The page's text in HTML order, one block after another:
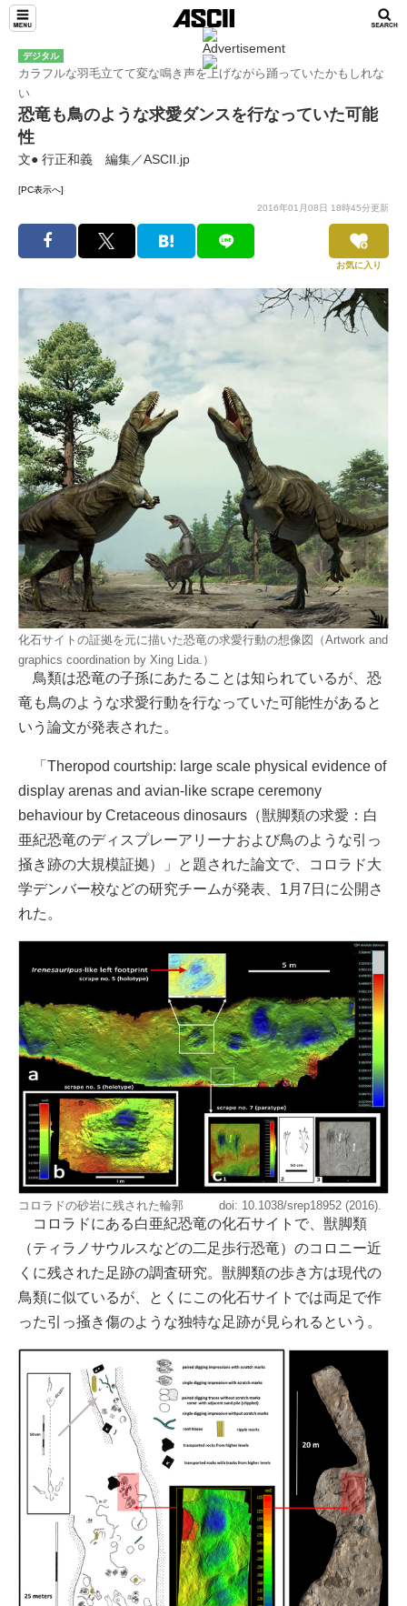
デジタル
カラフルな羽毛立てて変な鳴き声を上げながら踊っていたかもしれな
い
恐竜も鳥のような求愛ダンスを行なっていた可能
性
文● 行正和義 編集／ASCII.jp
[PC表示へ]
2016年01月08日 18時45分更新
お気に入り
化石サイトの証拠を元に描いた恐竜の求愛行動の想像図（Artwork and
graphics coordination by Xing Lida.）
鳥類は恐竜の子孫にあたることは知られているが、恐
竜も鳥のような求愛行動を行なっていた可能性があると
いう論文が発表された。
「Theropod courtship: large scale physical evidence of
display arenas and avian-like scrape ceremony
behaviour by Cretaceous dinosaurs（獣脚類の求愛：白
亜紀恐竜のディスプレーアリーナおよび鳥のような引っ
掻き跡の大規模証拠）」と題された論文で、コロラド大
学デンバー校などの研究チームが発表、1月7日に公開さ
れた。
コロラドの砂岩に残された輪郭 doi: 10.1038/srep18952 (2016).
コロラドにある白亜紀恐竜の化石サイトで、獣脚類
（ティラノサウルスなどの二足歩行恐竜）のコロニー近
くに残された足跡の調査研究。獣脚類の歩き方は現代の
鳥類に似ているが、とくにこの化石サイトでは両足で作
った引っ掻き傷のような独特な足跡が見られるという。